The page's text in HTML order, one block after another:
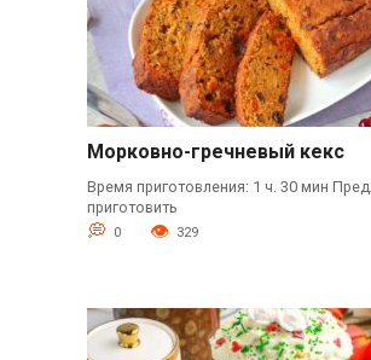
Морковно-гречневый кекс
Время приготовления: 1 ч. 30 мин
приготовить
0 329